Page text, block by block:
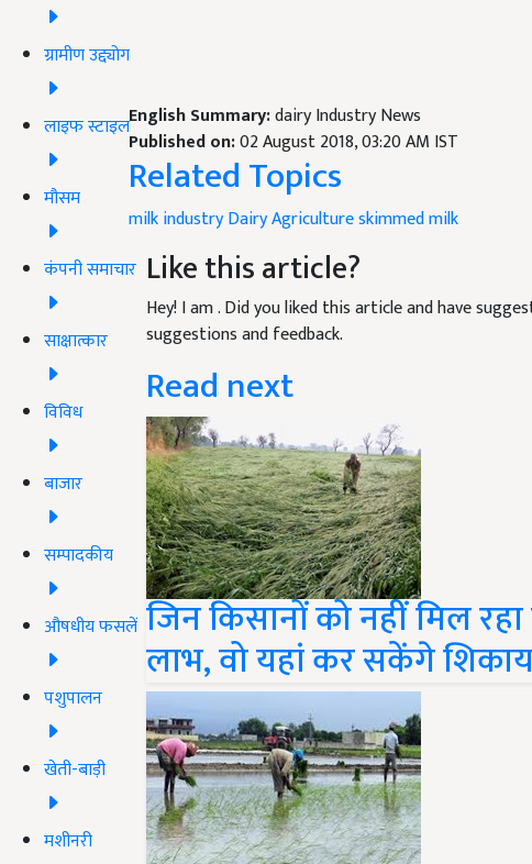
ग्रामीण उद्द्योग
लाइफ स्टाइल
मौसम
कंपनी समाचार
साक्षात्कार
विविध
बाजार
सम्पादकीय
औषधीय फसलें
पशुपालन
खेती-बाड़ी
मशीनरी
English Summary:dairy Industry News
Published on:02 August 2018, 03:20 AM IST
Related Topics
milk industryDairyAgricultureskimmed milk
Like this article?
Hey! I am. Did you liked this article and have
suggestions and feedback.
Read next
जिन किसानों को नहीं मिल
लाभ, वो यहां कर सकेंगे